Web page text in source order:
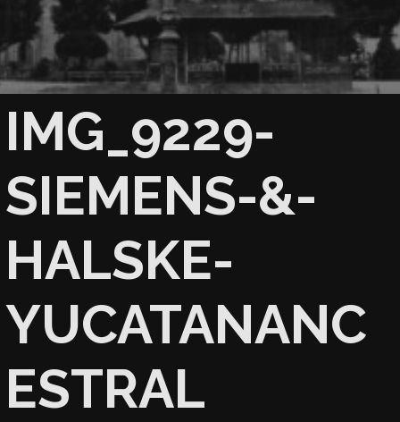
IMG_9229-
SIEMENS-&-
HALSKE-
YUCATANANC
ESTRAL